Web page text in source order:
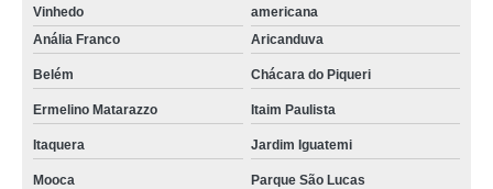
Vinhedo
americana
Anália Franco
Aricanduva
Belém Chácara do Piqueri
Ermelino Matarazzo Itaim Paulista
Itaquera Jardim Iguatemi
Mooca Parque São Lucas